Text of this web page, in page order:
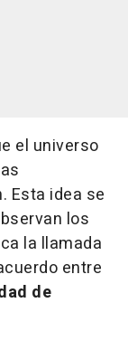
el universo
Esta idea se
los
la llamada
entre
de